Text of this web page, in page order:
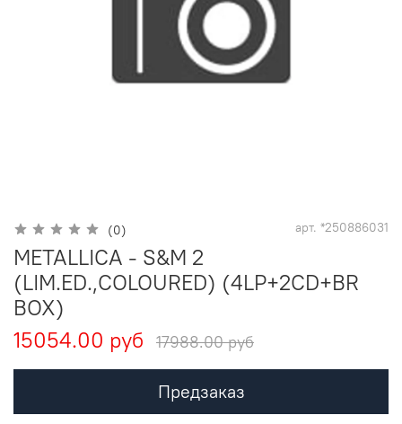
(0) арт. *250886031
METALLICA - S&M 2
(LIM.ED.,COLOURED) (4LP+2CD+BR
BOX)
15054.00 руб
17988.00 руб
Предзаказ